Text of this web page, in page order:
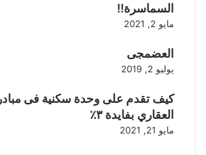
السماسرة!!
مايو 2, 2021
العضمجى
يوليو 2, 2019
كيف تقدم على وحدة سكنية فى
العقاري بفايدة ٣٪
مايو 21, 2021